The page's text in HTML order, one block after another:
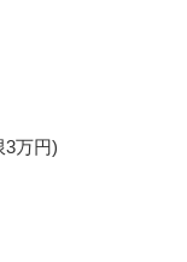
3万円)